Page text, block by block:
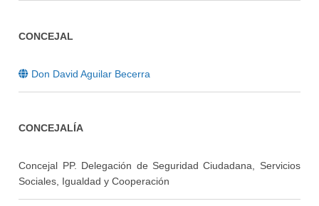
CONCEJAL
Don David Aguilar Becerra
CONCEJALÍA
Concejal PP. Delegación de Seguridad Ciudadana, Servicios
Sociales, Igualdad y Cooperación